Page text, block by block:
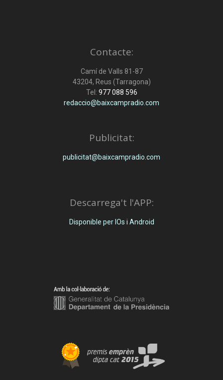
Contacte:
Camí de Valls 81-87
43204, Reus (Tarragona)
Tel: 977 088 596
redaccio@baixcampradio.com
Publicitat:
publicitat@baixcampradio.com
Descarrega't l'APP:
Disponible per IOs i Android